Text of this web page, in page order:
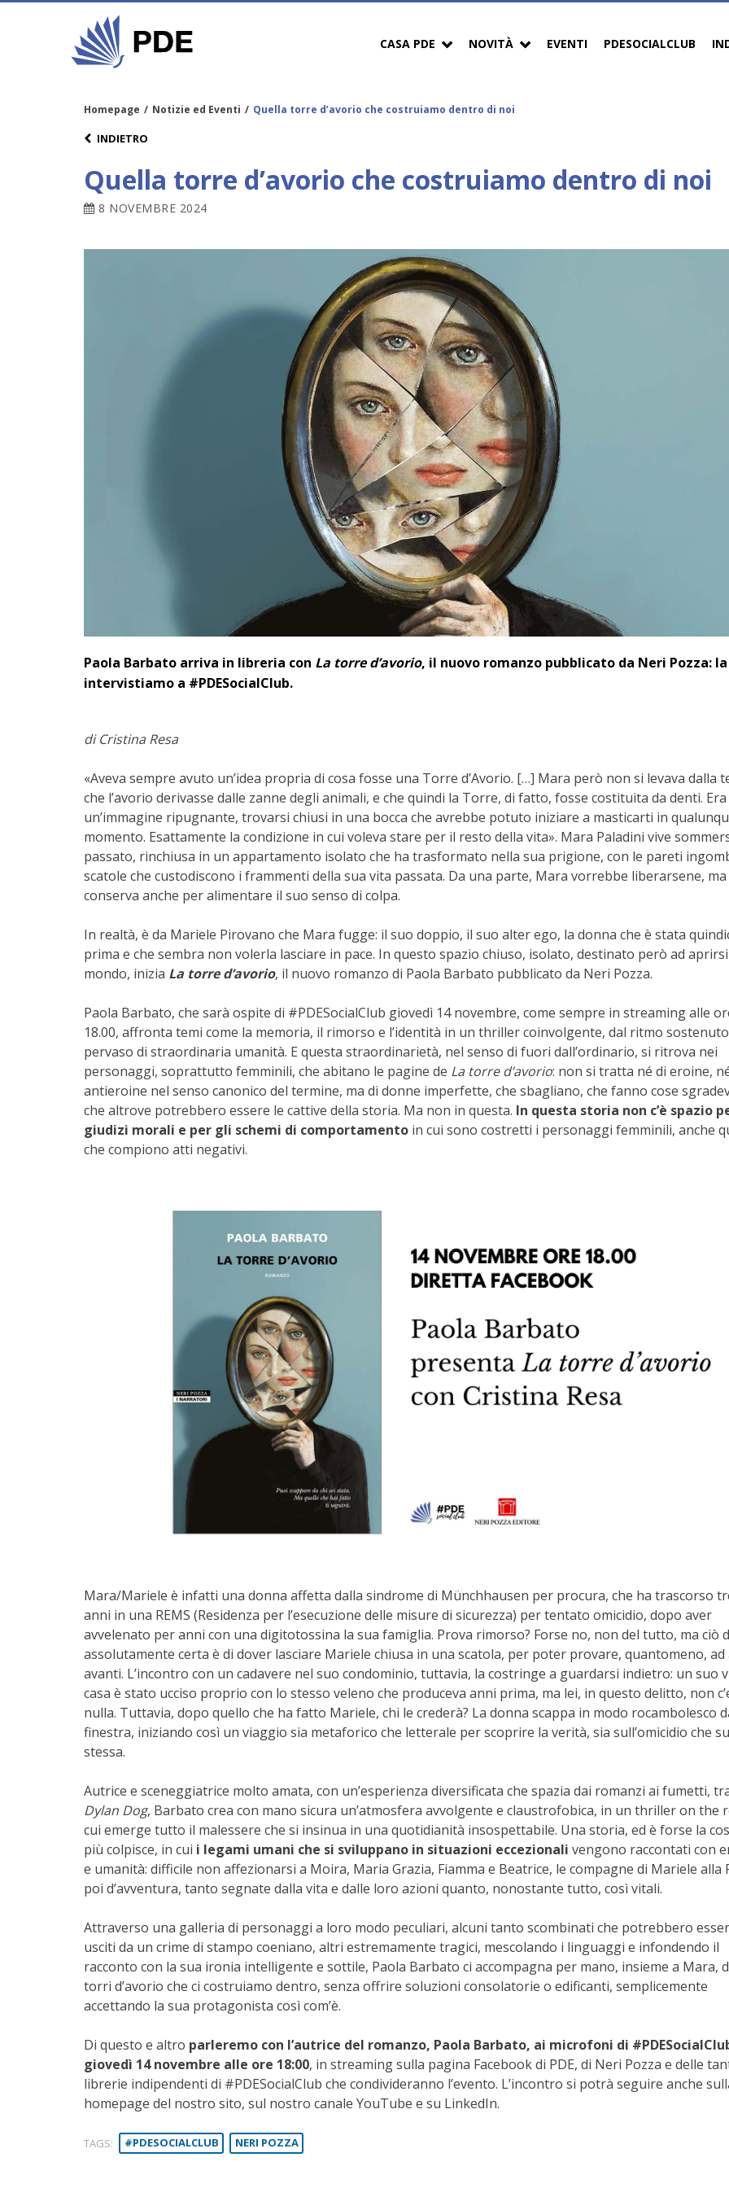
CASA PDE NOVITÀ EVENTI PDESOCIALCLUB
Homepage / Notizie ed Eventi / Quella torre d’avorio che costruiamo dentro di noi
INDIETRO
Quella torre d’avorio che costruiamo dentro di noi
8 NOVEMBRE 2024
Paola Barbato arriva in libreria con La torre d’avorio, il nuovo romanzo pubblicato da Neri Pozza: la
intervistiamo a #PDESocialClub.
di Cristina Resa
«Aveva sempre avuto un’idea propria di cosa fosse una Torre d’Avorio. […] Mara però non si levava dalla
che l’avorio derivasse dalle zanne degli animali, e che quindi la Tor­re, di fatto, fosse costituita da denti. Era
un’immagine ripugnante, trovarsi chiusi in una bocca che avrebbe potuto iniziare a masticarti in
momento. Esatta­mente la condizione in cui voleva stare per il resto della vita». Mara Paladini vive
passato, rinchiusa in un appartamento isolato che ha trasformato nella sua prigione, con le pareti
scatole che custodiscono i frammenti della sua vita passata. Da una parte, Mara vorrebbe liberarsene, ma
conserva anche per alimentare il suo senso di colpa.
In realtà, è da Mariele Pirovano che Mara fugge: il suo doppio, il suo alter ego, la donna che è stata
prima e che sembra non volerla lasciare in pace. In questo spazio chiuso, isolato, destinato però ad
mondo, inizia La torre d’avorio, il nuovo romanzo di Paola Barbato pubblicato da Neri Pozza.
Paola Barbato, che sarà ospite di #PDESocialClub giovedì 14 novembre, come sempre in streaming alle
18.00, affronta temi come la memoria, il rimorso e l’identità in un thriller coinvolgente, dal ritmo
pervaso di straordinaria umanità. E questa straordinarietà, nel senso di fuori dall’ordinario, si ritrova nei
personaggi, soprattutto femminili, che abitano le pagine de La torre d’avorio: non si tratta né di eroine,
antieroine nel senso canonico del termine, ma di donne imperfette, che sbagliano, che fanno cose
che altrove potrebbero essere le cattive della storia. Ma non in questa. In questa storia non c’è spazio
giudizi morali e per gli schemi di comportamento in cui sono costretti i personaggi femminili, anche
che compiono atti negativi.
Mara/Mariele è infatti una donna affetta dalla sindrome di Münchhausen per procura, che ha trascorso
anni in una REMS (Residenza per l’esecuzione delle misure di sicurezza) per tentato omicidio, dopo aver
avvelenato per anni con una digitotossina la sua famiglia. Prova rimorso? Forse no, non del tutto, ma ciò
assolutamente certa è di dover lasciare Mariele chiusa in una scatola, per poter provare, quantomeno, ad
avanti. L’incontro con un cadavere nel suo condominio, tuttavia, la costringe a guardarsi indietro: un suo
casa è stato ucciso proprio con lo stesso veleno che produceva anni prima, ma lei, in questo delitto, non
nulla. Tuttavia, dopo quello che ha fatto Mariele, chi le crederà? La donna scappa in modo rocambolesco
finestra, iniziando così un viaggio sia metaforico che letterale per scoprire la verità, sia sull’omicidio che
stessa.
Autrice e sceneggiatrice molto amata, con un’esperienza diversificata che spazia dai romanzi ai fumetti,
Dylan Dog, Barbato crea con mano sicura un’atmosfera avvolgente e claustrofobica, in un thriller on the
cui emerge tutto il malessere che si insinua in una quotidianità insospettabile. Una storia, ed è forse la
più colpisce, in cui i legami umani che si sviluppano in situazioni eccezionali vengono raccontati con
e umanità: difficile non affezionarsi a Moira, Maria Grazia, Fiamma e Beatrice, le compagne di Mariele alla
poi d’avventura, tanto segnate dalla vita e dalle loro azioni quanto, nonostante tutto, così vitali.
Attraverso una galleria di personaggi a loro modo peculiari, alcuni tanto scombinati che potrebbero
usciti da un crime di stampo coeniano, altri estremamente tragici, mescolando i linguaggi e infondendo il
racconto con la sua ironia intelligente e sottile, Paola Barbato ci accompagna per mano, insieme a Mara,
torri d’avorio che ci costruiamo dentro, senza offrire soluzioni consolatorie o edificanti, semplicemente
accettando la sua protagonista così com’è.
Di questo e altro parleremo con l’autrice del romanzo, Paola Barbato, ai microfoni di
giovedì 14 novembre alle ore 18:00, in streaming sulla pagina Facebook di PDE, di Neri Pozza e delle
librerie indipendenti di #PDESocialClub che condivideranno l’evento. L’incontro si potrà seguire anche
homepage del nostro sito, sul nostro canale YouTube e su LinkedIn.
TAGS: #PDESOCIALCLUB NERI POZZA